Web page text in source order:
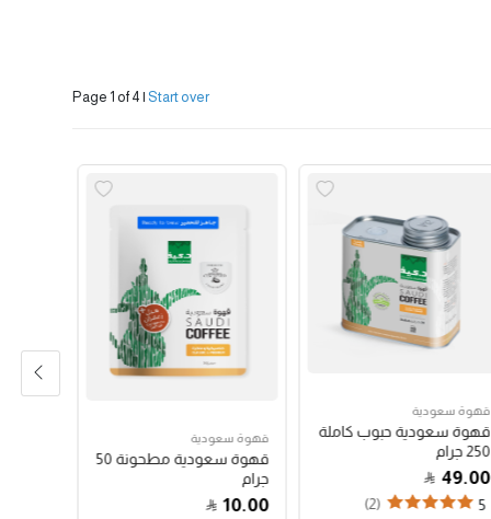
Page 1 of 4 | Start over
قهوة سعودية
قهوة سعودية حبوب كاملة
250 جرام
49.00
5
(2)
قهوة سعودية
قهوة سعودية مطحونة 50
جرام
10.00